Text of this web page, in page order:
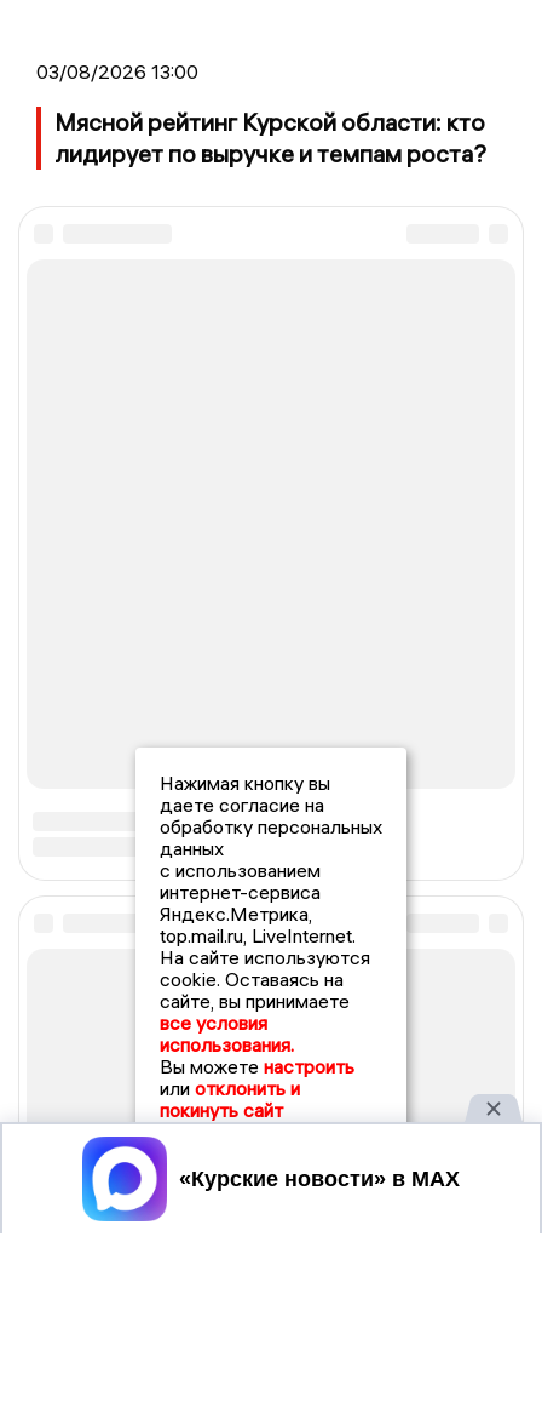
03/08/2026 13:00
Мясной рейтинг Курской области: кто
лидирует по выручке и темпам роста?
Нажимая кнопку вы
даете согласие на
обработку персональных
данных
с использованием
интернет-сервиса
Яндекс.Метрика,
top.mail.ru, LiveInternet.
На сайте используются
cookie. Оставаясь на
сайте, вы принимаете
все условия
использования.
Вы можете настроить
или отклонить и
покинуть сайт
Принять